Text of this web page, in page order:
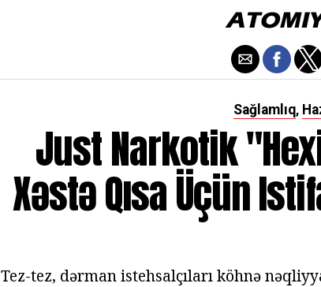
Sağlamlıq,
Just Narkotik
Xəstə Qısa Üçün
Tez-tez, dərman istehsalçıları köhnə